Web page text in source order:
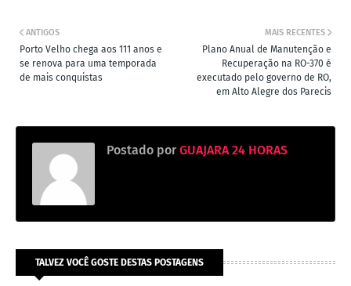
MAIS RECENTES
Plano Anual de Manutenção e
Recuperação na RO-370 é
executado pelo governo de RO,
em Alto Alegre dos Parecis
ANTIGOS
Porto Velho chega aos 111 anos e
se renova para uma temporada
de mais conquistas
Postado por GUAJARA 24 HORAS
TALVEZ VOCÊ GOSTE DESTAS POSTAGENS